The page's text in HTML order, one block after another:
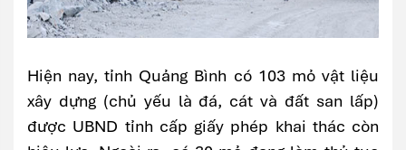
Hiện nay, tỉnh Quảng Bình có 103 mỏ vật liệu
xây dựng (chủ yếu là đá, cát và đất san lấp)
được UBND tỉnh cấp giấy phép khai thác còn